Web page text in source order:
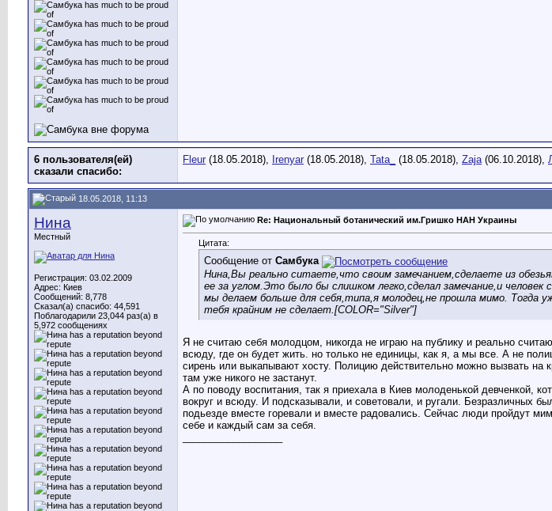
6 пользователя(ей)
сказали cпасибо:
Fleur (18.05.2018), Irenyar (18.05.2018), Tata_ (18.05.2018), Zaja(06.10.2018),
18.05.2018, 11:13
Нина
Местный
Регистрация: 03.02.2009
Адрес: Киев
Сообщений: 8,778
Сказал(а) спасибо: 44,591
Поблагодарили 23,044 раз(а) в
5,972 сообщениях
Re: Национальный ботанический им.Гришко НАН Украины
Цитата:
Сообщение от Самбука
Нина,Вы реально ситаете,что своим замечанием,сделаете из
ее за углом.Это было бы слишком легко,сделал замечание,и
мы делаем больше для себя,типа,я молодец,не прошла мимо. Тогда
тебя крайним не сделает.[COLOR="Silver"]
Я не считаю себя молодцом, никогда не играю на публику и реально
всюду, где он будет жить. но только не единицы, как я, а мы все. А не
сирень или выкапывают хосту. Полицию действительно можно вызвать на
там уже никого не застанут.
А по поводу воспитания, так я приехала в Киев молоденькой девченкой,
вокруг и всюду. И подсказывали, и советовали, и ругали. Безразличных
подьезде вместе горевали и вместе радовались. Сейчас люди пройдут
себе и каждый сам за себя.